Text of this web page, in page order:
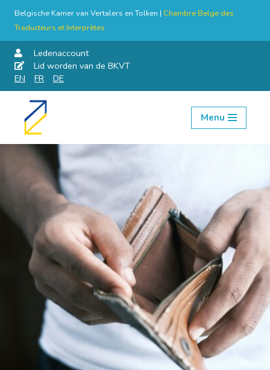
Belgische Kamer van Vertalers en Tolken | Chambre Belge des
Traducteurs et Interprètes
Ledenaccount
Lid worden van de BKVT
EN
FR DE
Skip
content
Menu